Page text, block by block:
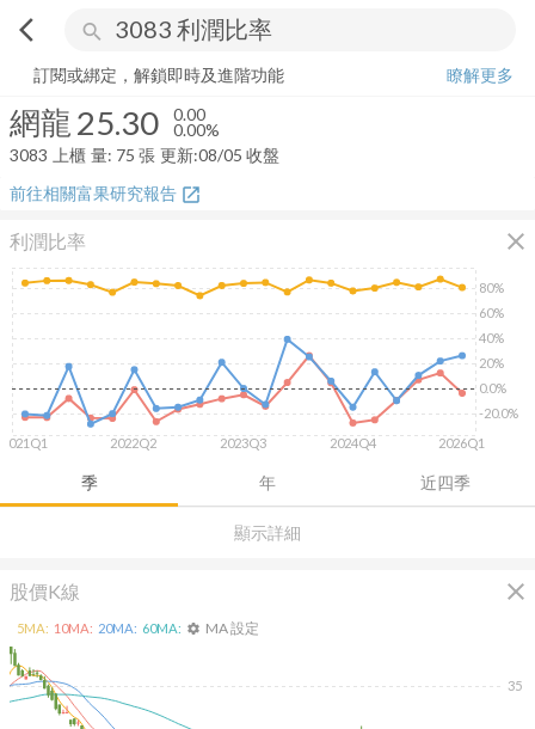
arrow_back_ios search
網龍 25.300.00%
訂閱或綁定，解鎖即時及進階功能
瞭解更多
網龍 25.30 0.00
0.00%
3083
上櫃 量: 75 張 更新:08/05 收盤
前往相關富果研究報告 open_in_new
利潤比率 close
顯示詳細
季 年 近四季
2021Q1 2022Q2 2023Q3 2024Q4 2026Q1
-20.0%
0.0%
20%
40%
60%
80%
股價K線 close
35
5MA: 10MA: 20MA: 60MA: settings MA 設定